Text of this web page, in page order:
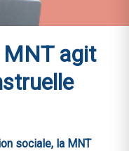
agit
sociale, la MNT